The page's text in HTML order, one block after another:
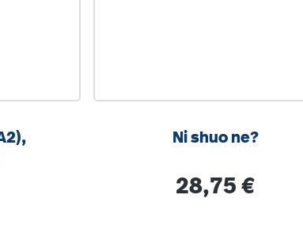
Ni shuo ne?
Regulärer Preis:
28,75 €